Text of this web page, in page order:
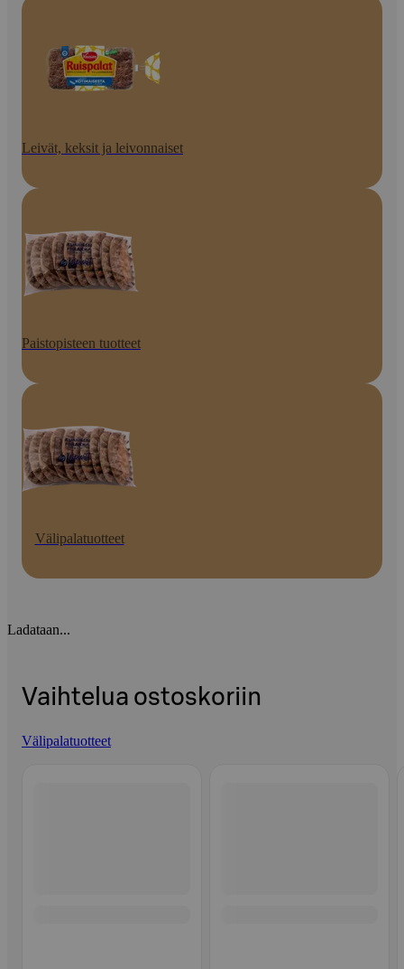
Leivät, keksit ja leivonnaiset
Paistopisteen tuotteet
Välipalatuotteet
Ladataan...
Vaihtelua ostoskoriin
Välipalatuotteet